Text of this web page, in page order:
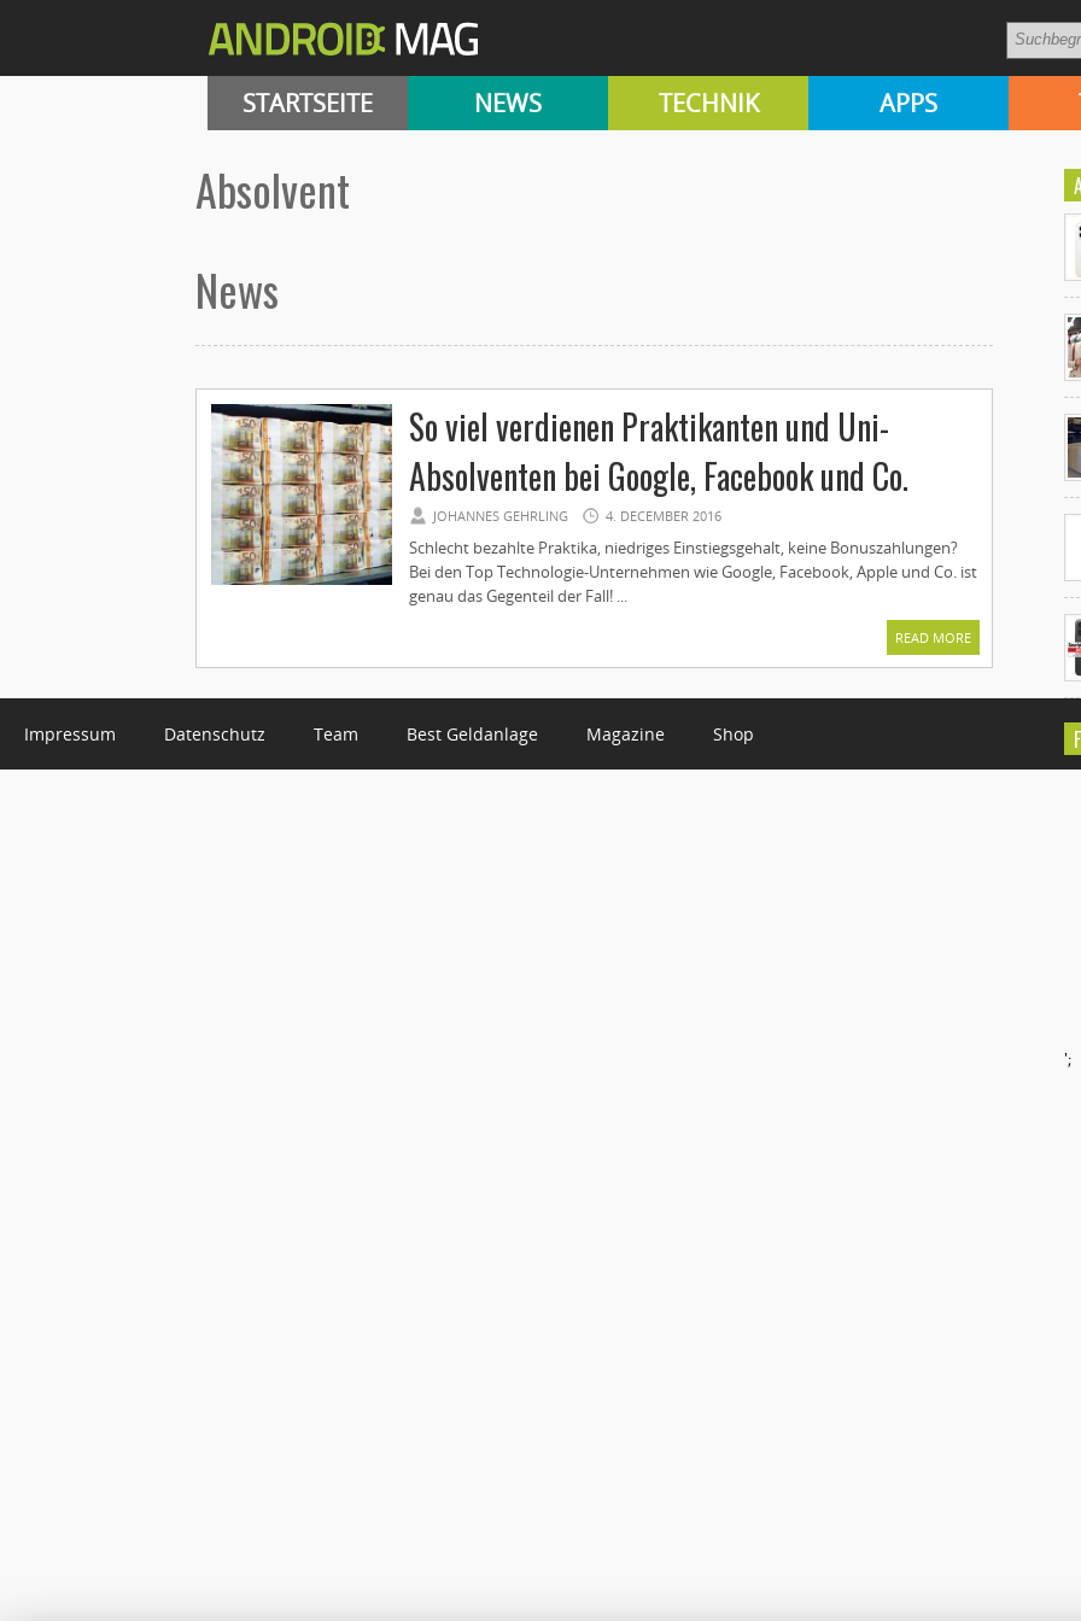
STARTSEITE NEWS TECHNIK APPS
absolvent
News
So viel verdienen Praktikanten und Uni-
Absolventen bei Google, Facebook und Co.
JOHANNES GEHRLING 4. DECEMBER 2016
Schlecht bezahlte Praktika, niedriges Einstiegsgehalt, keine Bonuszahlungen?
Bei den Top Technologie-Unternehmen wie Google, Facebook, Apple und Co. ist
genau das Gegenteil der Fall! ...
READ MORE
';
Impressum Datenschutz Team Best Geldanlage Magazine Shop